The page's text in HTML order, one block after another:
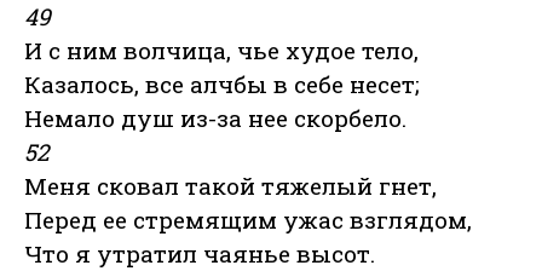
49
И с ним волчица, чье худое тело,
Казалось, все алчбы в себе несет;
Немало душ из-за нее скорбело.
52
Меня сковал такой тяжелый гнет,
Перед ее стремящим ужас взглядом,
Что я утратил чаянье высот.